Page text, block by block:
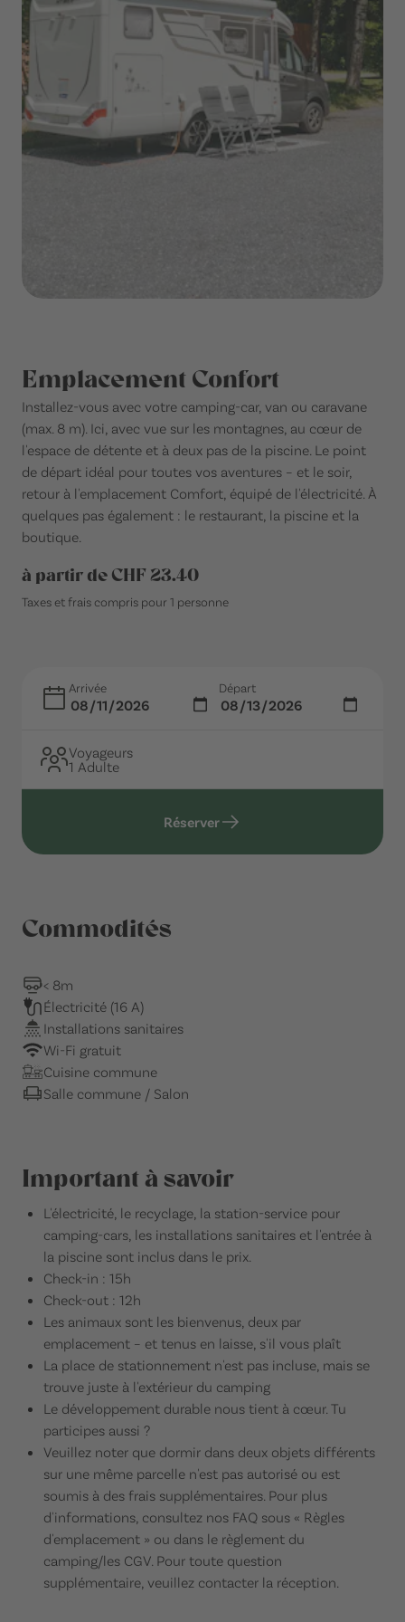
Emplacement Confort
Installez-vous avec votre camping-car, van ou caravane
(max. 8 m). Ici, avec vue sur les montagnes, au cœur de
l'espace de détente et à deux pas de la piscine. Le point
de départ idéal pour toutes vos aventures – et le soir,
retour à l'emplacement Comfort, équipé de l'électricité. À
quelques pas également : le restaurant, la piscine et la
boutique.
à partir de CHF 23.40
Taxes et frais compris pour 1 personne
Arrivée Départ
Voyageurs
1 Adulte
Réserver
Commodités
< 8m
Électricité (16 A)
Installations sanitaires
Wi-Fi gratuit
Cuisine commune
Salle commune / Salon
Important à savoir
L'électricité, le recyclage, la station-service pour
camping-cars, les installations sanitaires et l'entrée à
la piscine sont inclus dans le prix.
Check-in : 15h
Check-out : 12h
Les animaux sont les bienvenus, deux par
emplacement – et tenus en laisse, s'il vous plaît
La place de stationnement n'est pas incluse, mais se
trouve juste à l'extérieur du camping
Le développement durable nous tient à cœur. Tu
participes aussi ?
Veuillez noter que dormir dans deux objets différents
sur une même parcelle n'est pas autorisé ou est
soumis à des frais supplémentaires. Pour plus
d'informations, consultez nos FAQ sous « Règles
d'emplacement » ou dans le règlement du
camping/les CGV. Pour toute question
supplémentaire, veuillez contacter la réception.